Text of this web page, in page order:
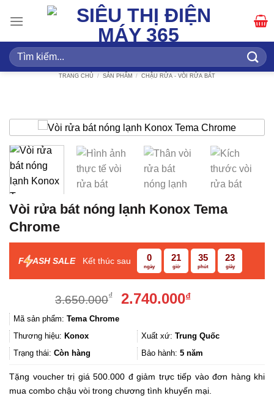
qua
dung
Tìm
kiếm:
TRANG CHỦ / SẢN PHẨM / CHẬU RỬA - VÒI RỬA BÁT
Vòi rửa bát nóng lạnh Konox Tema
Chrome
F ASH SALE Kết thúc sau 0
ngày
21
giờ
35
phút
23
giây
3.650.000₫
Giá
3.650.000₫.
2.740.000₫Giá
là:
2.740.000₫.
Mã sản phẩm: Tema Chrome
Thương hiệu: Konox Xuất xứ: Trung Quốc
Trạng thái: Còn hàng Bảo hành: 5 năm
Tặng voucher trị giá 500.000 đ giảm trực tiếp vào đơn hàng khi
mua combo chậu vòi trong chương tình khuyến mại.